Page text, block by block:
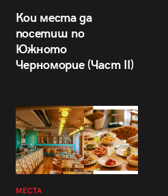
Кои места да
посетиш по
Южното
Черноморие (Част II)
МЕСТА